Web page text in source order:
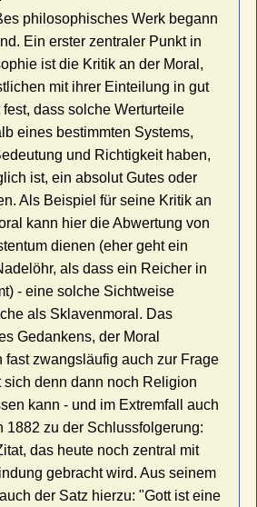
philosophisches Werk begann
Ein erster zentraler Punkt in
ist die Kritik an der Moral,
mit ihrer Einteilung in gut
dass solche Werturteile
eines bestimmten Systems,
und Richtigkeit haben,
ist, ein absolut Gutes oder
Als Beispiel für seine Kritik an
kann hier die Abwertung von
dienen (eher geht ein
als dass ein Reicher in
- eine solche Sichtweise
als Sklavenmoral. Das
Gedankens, der Moral
fast zwangsläufig auch zur Frage
denn dann noch Religion
kann - und im Extremfall auch
1882 zu der Schlussfolgerung:
das heute noch zentral mit
gebracht wird. Aus seinem
der Satz hierzu: "Gott ist eine